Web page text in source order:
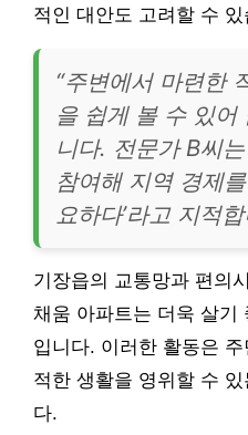
적인 대안도 고려할 수 있
“주변에서 마련한
을 쉽게 볼 수 있어
니다. 전문가 B씨
참여해 지역 경제
요하다’라고 지적
기장읍의 교통망과 편의
채움 아파트는 더욱 살기
입니다. 이러한 활동은
적한 생활을 영위할 수
다.